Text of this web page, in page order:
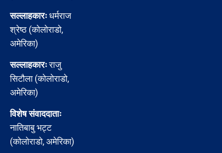
सल्लाहकारःधर्मराज
श्रेष्ठ (कोलोराडो,
अमेरिका)
सल्लाहकारःराजु
सिटौला (कोलोराडो,
अमेरिका)
विशेष संवाददाताः
नातिबाबु भट्ट
(कोलोराडो, अमेरिका)